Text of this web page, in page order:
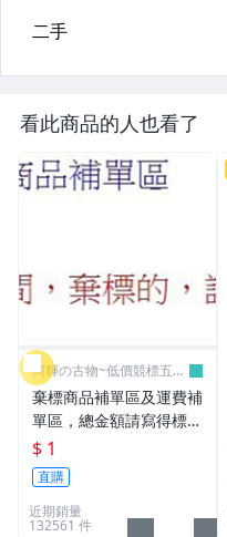
看此商品的人也看了
阿輝の古物~低價競標五六
日結標
棄標商品補單區及運費補
單區，總金額請寫得標商
品金額，運費請寫棄標商
品原設定之運費
$ 1
直購
近期銷量
132561 件